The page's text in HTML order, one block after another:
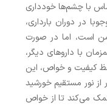
با چشم‌ها خودداری
در دوران بارداری،
است، اما در صورت
با داروهای دیگر،
کیفیت و خواص، این
نور مستقیم خورشید
می‌کند تا از خواص